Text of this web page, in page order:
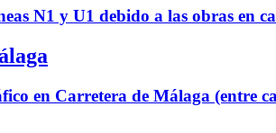
N1 y U1 debido a las obras
en Carretera de Málaga